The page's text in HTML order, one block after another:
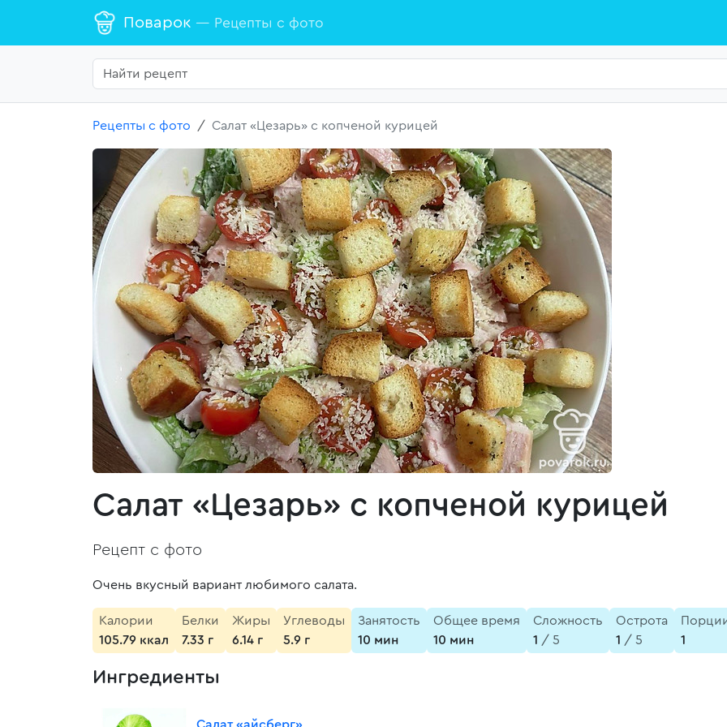
Поварок — Рецепты с фото
Рецепты с фото Салат «Цезарь» с копченой курицей
Салат «Цезарь» с копченой курицей
Рецепт с фото
Очень вкусный вариант любимого салата.
Калории
105.79 ккал
Белки
7.33 г
Жиры
6.14 г
Углеводы
5.9 г
Занятость
10 мин
Общее время
10 мин
Сложность
1 / 5
Острота
1 / 5
1
Ингредиенты